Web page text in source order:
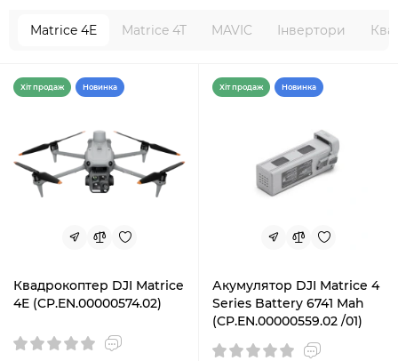
Matrice 4E Matrice 4T MAVIC Інвертори
Хiт продаж Новинка
Квадрокоптер DJI Matrice
4E (CP.EN.00000574.02)
Хiт продаж Новинка
Акумулятор DJI Matrice 4
Series Battery 6741 Mah
(CP.EN.00000559.02 /01)